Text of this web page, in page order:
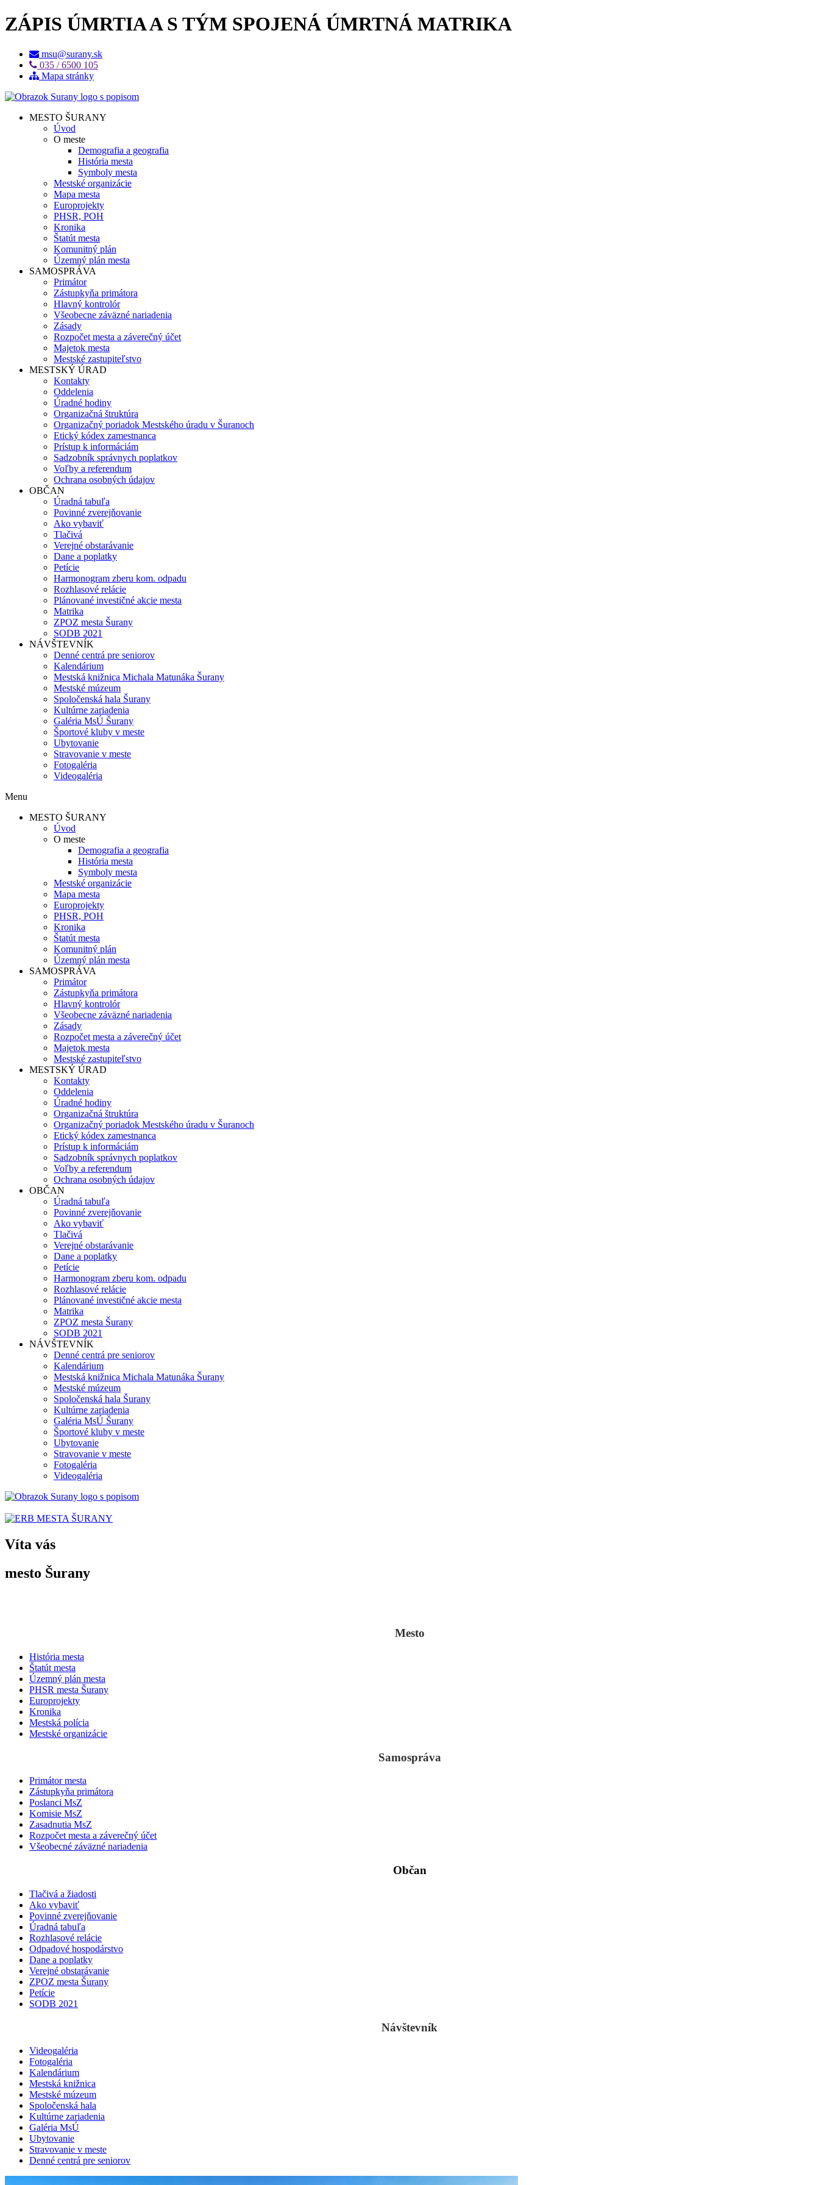
ZÁPIS ÚMRTIA A S TÝM SPOJENÁ ÚMRTNÁ MATRIKA
msu@surany.sk
035 / 6500 105
Mapa stránky
MESTO ŠURANY
Úvod
O meste
Demografia a geografia
História mesta
Symboly mesta
Mestské organizácie
Mapa mesta
Europrojekty
PHSR, POH
Kronika
Štatút mesta
Komunitný plán
Územný plán mesta
SAMOSPRÁVA
Primátor
Zástupkyňa primátora
Hlavný kontrolór
Všeobecne záväzné nariadenia
Zásady
Rozpočet mesta a záverečný účet
Majetok mesta
Mestské zastupiteľstvo
MESTSKÝ ÚRAD
Kontakty
Oddelenia
Úradné hodiny
Organizačná štruktúra
Organizačný poriadok Mestského úradu v Šuranoch
Etický kódex zamestnanca
Prístup k informáciám
Sadzobník správnych poplatkov
Voľby a referendum
Ochrana osobných údajov
OBČAN
Úradná tabuľa
Povinné zverejňovanie
Ako vybaviť
Tlačivá
Verejné obstarávanie
Dane a poplatky
Petície
Harmonogram zberu kom. odpadu
Rozhlasové relácie
Plánované investičné akcie mesta
Matrika
ZPOZ mesta Šurany
SODB 2021
NÁVŠTEVNÍK
Denné centrá pre seniorov
Kalendárium
Mestská knižnica Michala Matunáka Šurany
Mestské múzeum
Spoločenská hala Šurany
Kultúrne zariadenia
Galéria MsÚ Šurany
Športové kluby v meste
Ubytovanie
Stravovanie v meste
Fotogaléria
Videogaléria
Menu
MESTO ŠURANY
Úvod
O meste
Demografia a geografia
História mesta
Symboly mesta
Mestské organizácie
Mapa mesta
Europrojekty
PHSR, POH
Kronika
Štatút mesta
Komunitný plán
Územný plán mesta
SAMOSPRÁVA
Primátor
Zástupkyňa primátora
Hlavný kontrolór
Všeobecne záväzné nariadenia
Zásady
Rozpočet mesta a záverečný účet
Majetok mesta
Mestské zastupiteľstvo
MESTSKÝ ÚRAD
Kontakty
Oddelenia
Úradné hodiny
Organizačná štruktúra
Organizačný poriadok Mestského úradu v Šuranoch
Etický kódex zamestnanca
Prístup k informáciám
Sadzobník správnych poplatkov
Voľby a referendum
Ochrana osobných údajov
OBČAN
Úradná tabuľa
Povinné zverejňovanie
Ako vybaviť
Tlačivá
Verejné obstarávanie
Dane a poplatky
Petície
Harmonogram zberu kom. odpadu
Rozhlasové relácie
Plánované investičné akcie mesta
Matrika
ZPOZ mesta Šurany
SODB 2021
NÁVŠTEVNÍK
Denné centrá pre seniorov
Kalendárium
Mestská knižnica Michala Matunáka Šurany
Mestské múzeum
Spoločenská hala Šurany
Kultúrne zariadenia
Galéria MsÚ Šurany
Športové kluby v meste
Ubytovanie
Stravovanie v meste
Fotogaléria
Videogaléria
Víta vás
mesto Šurany
Mesto
História mesta
Štatút mesta
Územný plán mesta
PHSR mesta Šurany
Europrojekty
Kronika
Mestská polícia
Mestské organizácie
Samospráva
Primátor mesta
Zástupkyňa primátora
Poslanci MsZ
Komisie MsZ
Zasadnutia MsZ
Rozpočet mesta a záverečný účet
Všeobecné záväzné nariadenia
Občan
Tlačivá a žiadosti
Ako vybaviť
Povinné zverejňovanie
Úradná tabuľa
Rozhlasové relácie
Odpadové hospodárstvo
Dane a poplatky
Verejné obstarávanie
ZPOZ mesta Šurany
Petície
SODB 2021
Návštevník
Videogaléria
Fotogaléria
Kalendárium
Mestská knižnica
Mestské múzeum
Spoločenská hala
Kultúrne zariadenia
Galéria MsÚ
Ubytovanie
Stravovanie v meste
Denné centrá pre seniorov